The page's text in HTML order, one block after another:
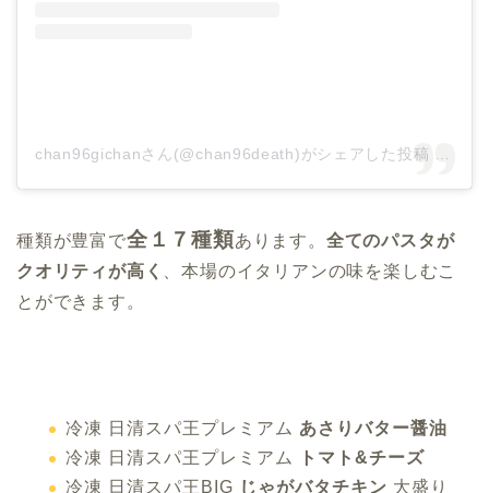
chan96gichanさん(@chan96death)がシェアした投稿
種類が豊富で全１７種類あります。 全てのパスタが
クオリティが高く
、本場のイタリアンの味を楽しむこ
とができます。
冷凍 日清スパ王プレミアム あさりバター醤油
冷凍 日清スパ王プレミアム
トマト&チーズ
冷凍 日清スパ王BIG じゃがバタチキン 大盛り